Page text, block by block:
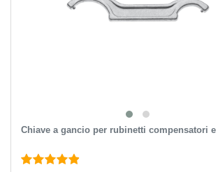
Chiave a gancio per rubinetti compensatori